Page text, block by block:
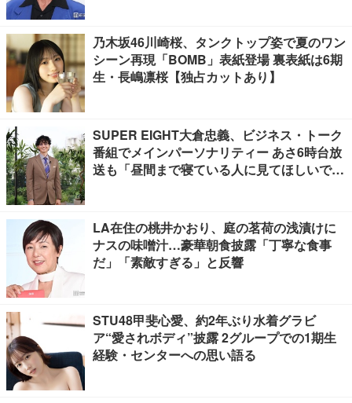
乃木坂46川崎桜、タンクトップ姿で夏のワン
シーン再現「BOMB」表紙登場 裏表紙は6期
生・長嶋凛桜【独占カットあり】
SUPER EIGHT大倉忠義、ビジネス・トーク
番組でメインパーソナリティー あさ6時台放
送も「昼間まで寝ている人に見てほしいで
LA在住の桃井かおり、庭の茗荷の浅漬けに
ナスの味噌汁…豪華朝食披露「丁寧な食事
だ」「素敵すぎる」と反響
STU48甲斐心愛、約2年ぶり水着グラビ
ア“愛されボディ”披露 2グループでの1期生
経験・センターへの思い語る